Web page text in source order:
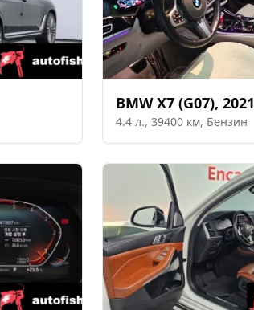
BMW X7 (G07), 2021
4.4 л., 39400 км, Бензин